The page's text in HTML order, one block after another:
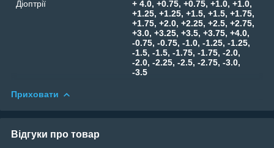
Діоптрії
+ 4.0, +0.75, +0.75, +1.0, +1.0,
+1.25, +1.25, +1.5, +1.5, +1.75,
+1.75, +2.0, +2.25, +2.5, +2.75,
+3.0, +3.25, +3.5, +3.75, +4.0,
-0.75, -0.75, -1.0, -1.25, -1.25,
-1.5, -1.5, -1.75, -1.75, -2.0,
-2.0, -2.25, -2.5, -2.75, -3.0,
-3.5
Приховати
Відгуки про товар